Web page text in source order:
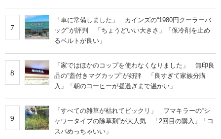
7
「車に常備しました」 カインズの“1980円クーラーバ
ッグ”が評判 「ちょうどいい大きさ」「保冷剤を止め
るベルトが良い」
8
「家ではほかのコップを使わなくなりました」 無印良
品の“蓋付きマグカップ”が好評 「良すぎて家族分購
入」「朝のコーヒーが昼過ぎまで温かい」
9
「すべての雑草が枯れてビックリ」 フマキラーの“シ
ャワータイプの除草剤”が大人気 「2回目の購入」「コ
スパめっちゃいい」